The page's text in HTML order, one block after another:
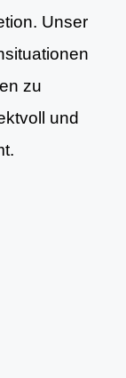
Unser
zu
und